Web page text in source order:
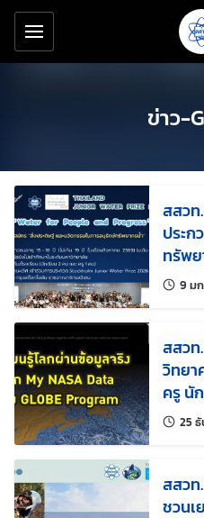
ข้ามไปยังเนื้อหาหลัก
เครื่องมือช่วยเหลือ
ข่าว-
สสวท
ประ
ทรัพย
2026
9 ม
สสวท
วิทยา
ครู นั
กับ25
สสวท
ชวนเ